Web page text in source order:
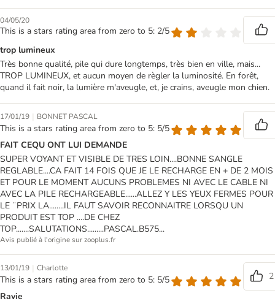
04/05/20
This is a stars rating area from zero to 5: 2/5
trop lumineux
Très bonne qualité, pile qui dure longtemps, très bien en ville, mais...
TROP LUMINEUX, et aucun moyen de règler la luminosité. En forêt,
quand il fait noir, la lumière m'aveugle, et, je crains, aveugle mon chien.
17/01/19 | BONNET PASCAL
This is a stars rating area from zero to 5: 5/5
FAIT CEQU ONT LUI DEMANDE
SUPER VOYANT ET VISIBLE DE TRES LOIN....BONNE SANGLE
REGLABLE....CA FAIT 14 FOIS QUE JE LE RECHARGE EN + DE 2 MOIS
ET POUR LE MOMENT AUCUNS PROBLEMES NI AVEC LE CABLE NI
AVEC LA PILE RECHARGEABLE......ALLEZ Y LES YEUX FERMES POUR
LE ¨PRIX LA........IL FAUT SAVOIR RECONNAITRE LORSQU UN
PRODUIT EST TOP ....DE CHEZ
TOP.......SALUTATIONS.........PASCAL.B575...
Avis publié à l'origine sur zooplus.fr
13/01/19 | Charlotte
This is a stars rating area from zero to 5: 5/5
2
Ravie